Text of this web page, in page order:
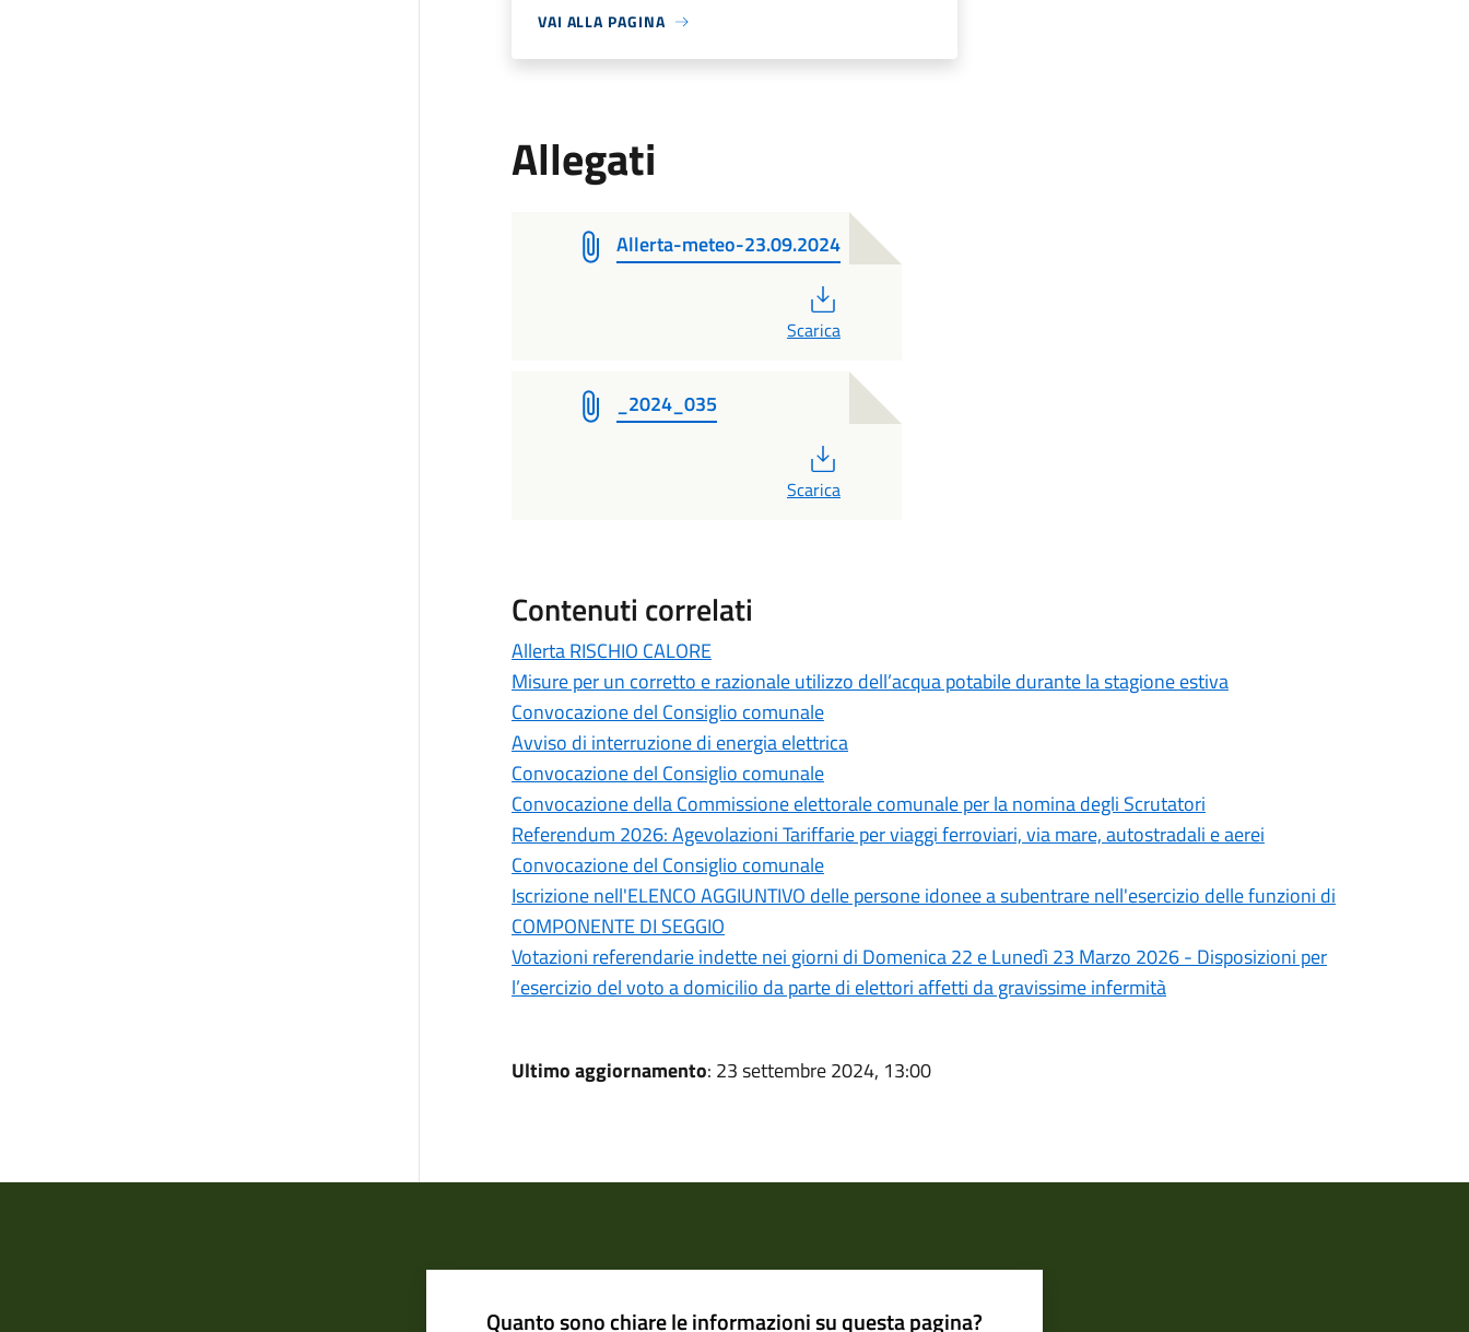
VAI ALLA PAGINA
Allegati
Allerta-meteo-23.09.2024
Scarica
_2024_035
Scarica
Contenuti correlati
Allerta RISCHIO CALORE
Misure per un corretto e razionale utilizzo dell’acqua potabile durante la stagione estiva
Convocazione del Consiglio comunale
Avviso di interruzione di energia elettrica
Convocazione del Consiglio comunale
Convocazione della Commissione elettorale comunale per la nomina degli Scrutatori
Referendum 2026: Agevolazioni Tariffarie per viaggi ferroviari, via mare, autostradali e aerei
Convocazione del Consiglio comunale
Iscrizione nell'ELENCO AGGIUNTIVO delle persone idonee a subentrare nell'esercizio delle funzioni di
COMPONENTE DI SEGGIO
Votazioni referendarie indette nei giorni di Domenica 22 e Lunedì 23 Marzo 2026 - Disposizioni per
l’esercizio del voto a domicilio da parte di elettori affetti da gravissime infermità
Ultimo aggiornamento: 23 settembre 2024, 13:00
Quanto sono chiare le informazioni su questa pagina?